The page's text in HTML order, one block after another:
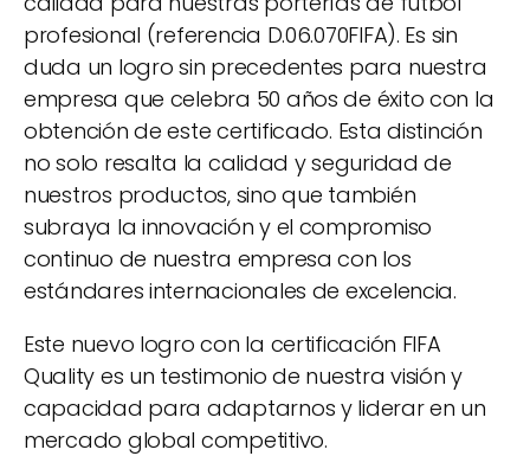
profesional (referencia D.06.070FIFA). Es sin
duda un logro sin precedentes para nuestra
empresa que celebra 50 años de éxito con la
obtención de este certificado. Esta distinción
no solo resalta la calidad y seguridad de
nuestros productos, sino que también
subraya la innovación y el compromiso
continuo de nuestra empresa con los
estándares internacionales de excelencia.
Este nuevo logro con la certificación FIFA
Quality es un testimonio de nuestra visión y
capacidad para adaptarnos y liderar en un
mercado global competitivo.